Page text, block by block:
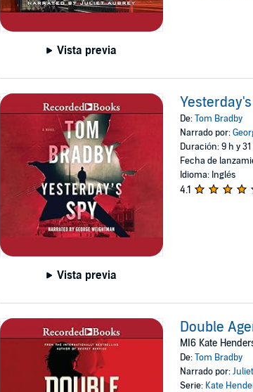
Vista previa
Vista previa
De:Tom Bradby
Narrado por:
Duración: 9 h y 31
Fecha de
Idioma: Inglés
4.1
Double
MI6 Kate
De:Tom Bradby
Narrado por:
Serie: Kate